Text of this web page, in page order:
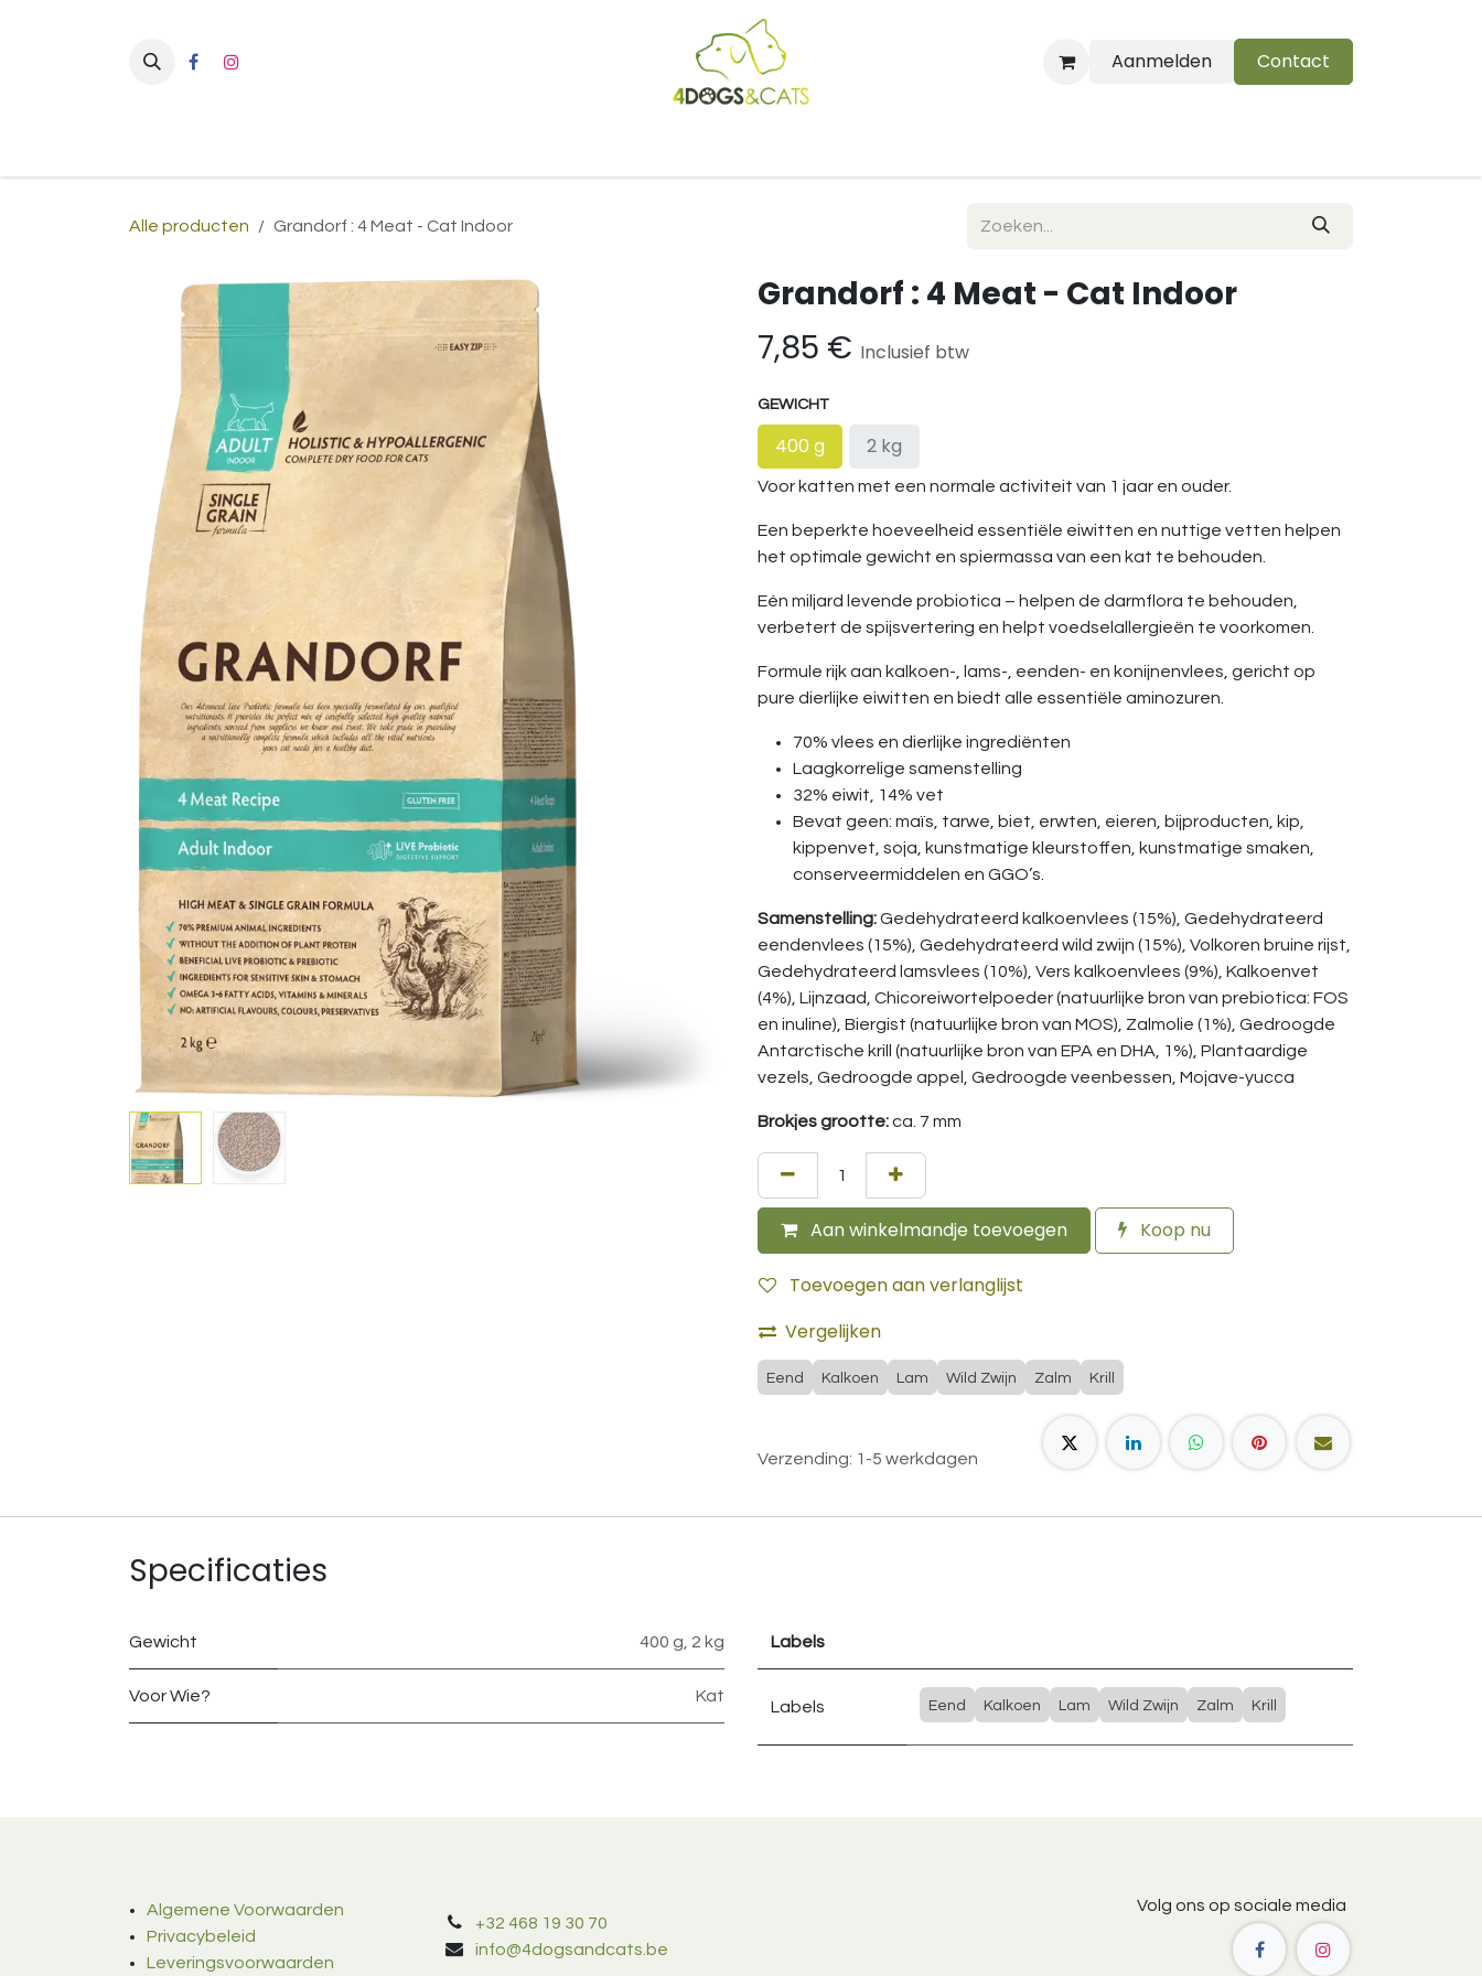
Aanmelden
Contact
Alle producten Grandorf : 4 Meat - Cat Indoor
Grandorf : 4 Meat - Cat Indoor
7,85 € Inclusief btw
GEWICHT
400 g 2 kg
Voor katten met een normale activiteit van 1 jaar en ouder.
Een beperkte hoeveelheid essentiële eiwitten en nuttige vetten helpen
het optimale gewicht en spiermassa van een kat te behouden.
Eén miljard levende probiotica – helpen de darmflora te behouden,
verbetert de spijsvertering en helpt voedselallergieën te voorkomen.
Formule rijk aan kalkoen-, lams-, eenden- en konijnenvlees, gericht op
pure dierlijke eiwitten en biedt alle essentiële aminozuren.
70% vlees en dierlijke ingrediënten
Laagkorrelige samenstelling
32% eiwit, 14% vet
Bevat geen: maïs, tarwe, biet, erwten, eieren, bijproducten, kip,
kippenvet, soja, kunstmatige kleurstoffen, kunstmatige smaken,
conserveermiddelen en GGO’s.
Samenstelling:Gedehydrateerd kalkoenvlees (15%), Gedehydrateerd
eendenvlees (15%), Gedehydrateerd wild zwijn (15%), Volkoren bruine rijst,
Gedehydrateerd lamsvlees (10%), Vers kalkoenvlees (9%), Kalkoenvet
(4%), Lijnzaad, Chicoreiwortelpoeder (natuurlijke bron van prebiotica: FOS
en inuline), Biergist (natuurlijke bron van MOS), Zalmolie (1%), Gedroogde
Antarctische krill (natuurlijke bron van EPA en DHA, 1%), Plantaardige
vezels, Gedroogde appel, Gedroogde veenbessen, Mojave-yucca
Brokjes grootte:ca. 7 mm
Aan winkelmandje toevoegen Koop nu
Toevoegen aan verlanglijst
Vergelijken
Eend Kalkoen Lam Wild Zwijn Zalm Krill
Verzending: 1-5 werkdagen
Specificaties
Gewicht 400 g, 2 kg
Voor Wie? Kat
Labels
Labels Eend Kalkoen Lam Wild Zwijn Zalm Krill
Algemene Voorwaarden
Privacybeleid
Leveringsvoorwaarden
+32 468 19 30 70
info@4dogsandcats.be
Volg ons op sociale media